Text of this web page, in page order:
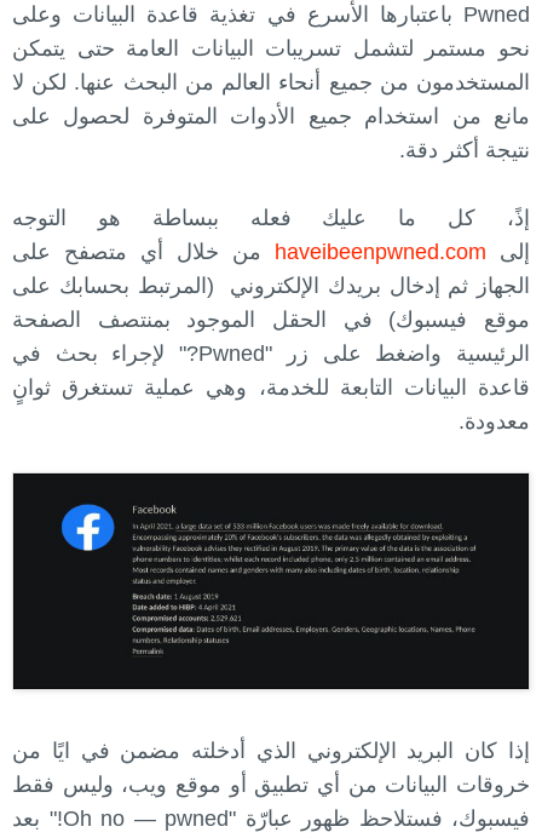
Pwned باعتبارها الأسرع في تغذية قاعدة البيانات وعلى
نحو مستمر لتشمل تسريبات البيانات العامة حتى يتمكن
المستخدمون من جميع أنحاء العالم من البحث عنها. لكن لا
مانع من استخدام جميع الأدوات المتوفرة لحصول على
نتيجة أكثر دقة.
إذً، كل ما عليك فعله ببساطة هو التوجه
إلى haveibeenpwned.com من خلال أي متصفح على
الجهاز ثم إدخال بريدك الإلكتروني (المرتبط بحسابك على
موقع فيسبوك) في الحقل الموجود بمنتصف الصفحة
الرئيسية واضغط على زر "Pwned?" لإجراء بحث في
قاعدة البيانات التابعة للخدمة، وهي عملية تستغرق ثوانٍ
معدودة.
إذا كان البريد الإلكتروني الذي أدخلته مضمن في ايًا من
خروقات البيانات من أي تطبيق أو موقع ويب، وليس فقط
فيسبوك، فستلاحظ ظهور عبارّة "Oh no — pwned!" بعد